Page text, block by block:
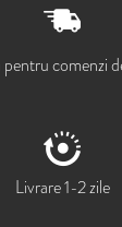
pentru comenzi
Livrare 1-2 zile